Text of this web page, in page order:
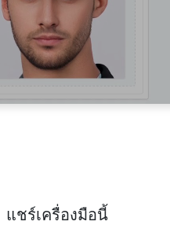
แชร์เครื่องมือนี้